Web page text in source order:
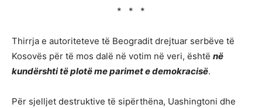
* * *
Thirrja e autoriteteve të Beogradit drejtuar serbëve të
Kosovës për të mos dalë në votim në veri, është në
kundërshti të plotë me parimet e demokracisë.
Për sjelljet destruktive të sipërthëna, Uashingtoni dhe